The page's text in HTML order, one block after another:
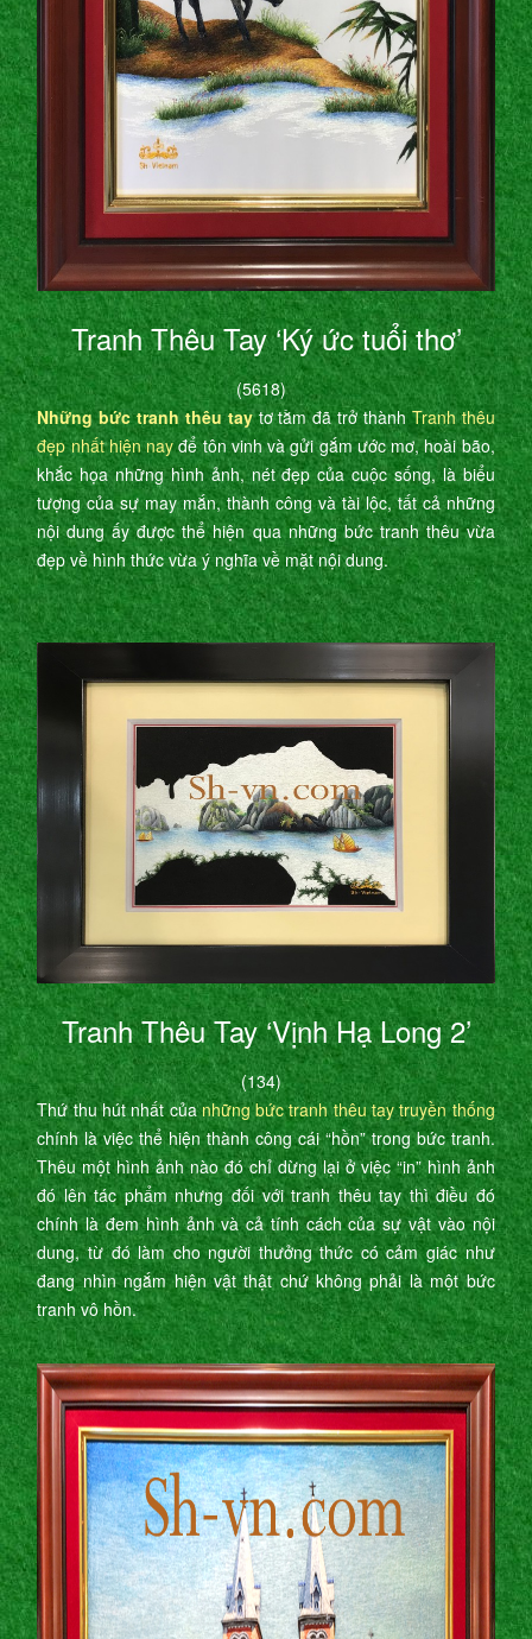
Tranh Thêu Tay ‘Ký ức tuổi thơ’
(5618)
Những bức tranh thêu taytơ tằm đã trở thànhTranh thêu
đẹp nhất hiện nayđể tôn vinh và gửi gắm ước mơ, hoài bão,
khắc họa những hình ảnh, nét đẹp của cuộc sống, là biểu
tượng của sự may mắn, thành công và tài lộc, tất cả những
nội dung ấy được thể hiện qua những bức tranh thêu vừa
đẹp về hình thức vừa ý nghĩa về mặt nội dung.
Tranh Thêu Tay ‘Vịnh Hạ Long 2’
(134)
Thứ thu hút nhất củanhững bức tranh thêu tay truyền thống
chính là việc thể hiện thành công cái “hồn” trong bức tranh.
Thêu một hình ảnh nào đó chỉ dừng lại ở việc “in” hình ảnh
đó lên tác phẩm nhưng đối với tranh thêu tay thì điều đó
chính là đem hình ảnh và cả tính cách của sự vật vào nội
dung, từ đó làm cho người thưởng thức có cảm giác như
đang nhìn ngắm hiện vật thật chứ không phải là một bức
tranh vô hồn.